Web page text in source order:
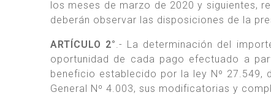
los meses de marzo de 2020 y siguientes,
deberán observar las disposiciones de la
ARTÍCULO 2° .- La determinación del
oportunidad de cada pago efectuado a
beneficio establecido por la ley Nº 27.549,
General Nº 4.003, sus modificatorias y